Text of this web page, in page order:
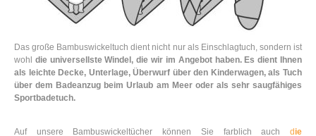
Das große Bambuswickeltuch dient nicht nur als Einschlagtuch, sondern ist
wohl die universellste Windel, die wir im Angebot haben. Es dient Ihnen
als leichte Decke, Unterlage, Überwurf über den Kinderwagen, als Tuch
über dem Badeanzug beim Urlaub am Meer oder als sehr saugfähiges
Sportbadetuch.
Auf unsere Bambuswickeltücher können Sie farblich auch die